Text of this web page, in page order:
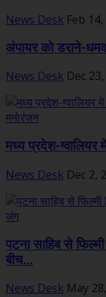
News Desk Feb
अंपायर को डराने-
News Desk Dec
मध्य प्रदेश-ग्‍वालियर
News Desk Dec 2,
पटना साहिब से
बीच...
News Desk May